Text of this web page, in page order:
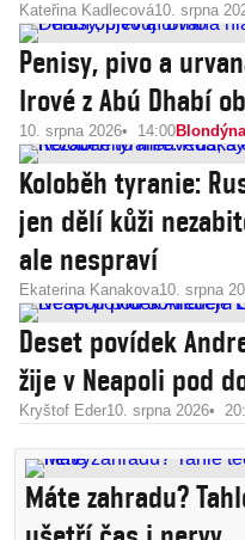
Kateřina Kadlecová10. srpna
Penisy, pivo a
Irové z Abú Dhabí
10. srpna 2026 14:00
Koloběh tyranie:
jen dělí kůži
ale nespraví
Ekaterina Kanakova10. srpna
Deset povídek
žije v Neapoli pod
Kryštof Eder10. srpna 2026
Máte zahradu?